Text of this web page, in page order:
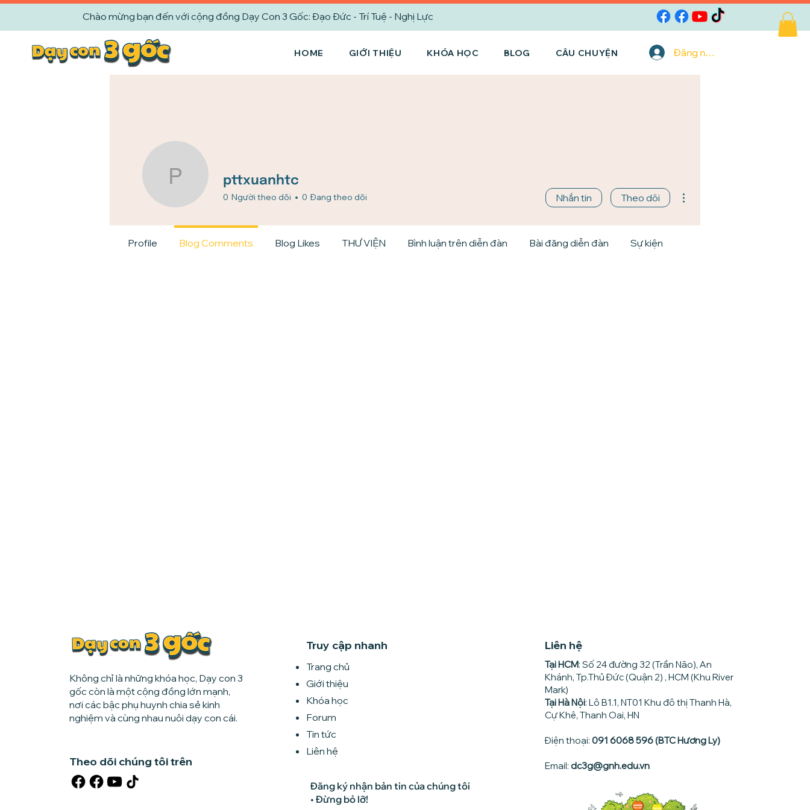
Chào mừng bạn đến với cộng đồng Dạy Con 3 Gốc: Đạo Đức - Trí Tuệ - Nghị Lực
HOME GIỚI THIỆU KHÓA HỌC BLOG CÂU CHUYỆN Đăng nhập
pttxuanhtc
pttxuanhtc
0 Người theo dõi 0 Đang theo dõi Nhắn tin Theo dõi
Profile Blog Comments Blog Likes THƯ VIỆN Bình luận trên diễn đàn Bài đăng diễn đàn Sự kiện
Không chỉ là những khóa học, Dạy con 3
gốc còn là một cộng đồng lớn mạnh,
nơi các bậc phụ huynh chia sẻ kinh
nghiệm và cùng nhau nuôi dạy con cái.
Theo dõi chúng tôi trên
Truy cập nhanh
Trang chủ
Giới thiệu
Khóa học
Forum
Tin tức
Liên hệ
Đăng ký nhận bản tin của chúng tôi
• Đừng bỏ lỡ!
Liên hệ
Tại HCM: Số 24 đường 32 (Trần Não), An
Khánh, Tp.Thủ Đức (Quận 2) , HCM (Khu River
Mark)
Tại Hà Nội: Lô B1.1, NT01 Khu đô thị Thanh Hà,
Cự Khê, Thanh Oai, HN
Điện thoại: 091 6068 596 (BTC Hương Ly)
Email: dc3g@gnh.edu.vn